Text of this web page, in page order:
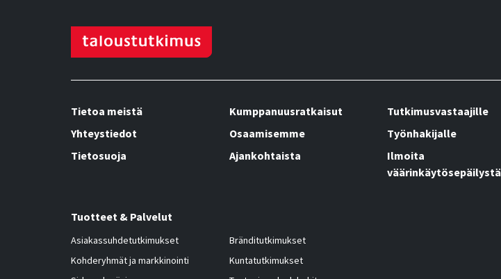
Tietoa meistä Kumppanuusratkaisut
Tutkimusvastaajille
Yhteystiedot
Osaamisemme
Työnhakijalle
Tietosuoja
Ajankohtaista
Ilmoita
väärinkäytösepäilystä
Tuotteet & Palvelut
Asiakassuhdetutkimukset
Bränditutkimukset
Kohderyhmät ja markkinointi
Kuntatutkimukset